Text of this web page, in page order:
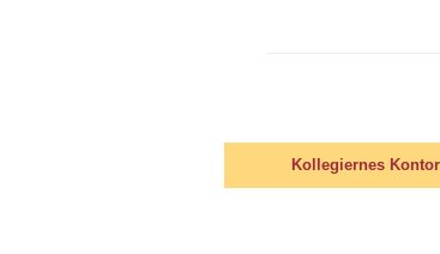
Kollegiernes